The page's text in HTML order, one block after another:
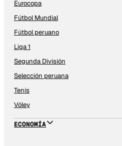
Eurocopa
Fútbol Mundial
Fútbol peruano
Liga 1
Segunda División
Selección peruana
Tenis
Vóley
ECONOMÍA